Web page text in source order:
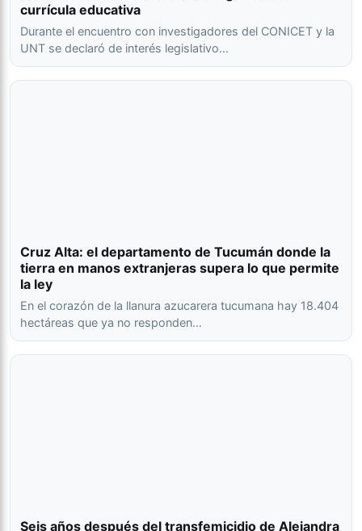
currícula educativa
Durante el encuentro con investigadores del CONICET y la
UNT se declaró de interés legislativo…
Cruz Alta: el departamento de Tucumán donde la
tierra en manos extranjeras supera lo que permite
la ley
En el corazón de la llanura azucarera tucumana hay 18.404
hectáreas que ya no responden…
Seis años después del transfemicidio de Alejandra